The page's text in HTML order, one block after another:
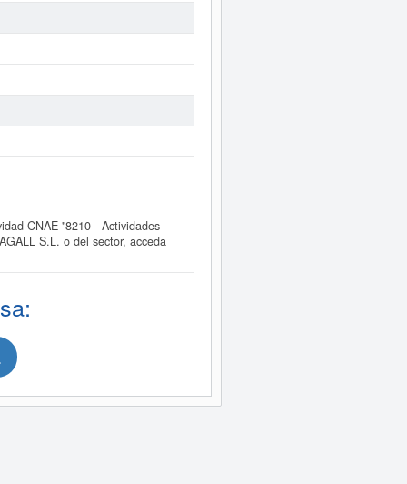
CNAE "8210 - Actividades
S.L. o del sector, acceda